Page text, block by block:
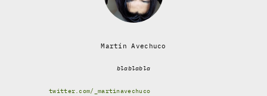
Martín Avechuco
blablabla
twitter.com/_martinavechuco